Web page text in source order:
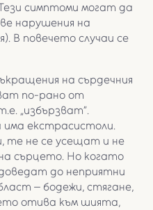
симптоми могат да
нарушения на
В повечето случаи се
на сърдечния
по-рано от
„избързват”.
има екстрасистоли.
те не се усещат и не
сърцето. Но когато
до неприятни
– бодежи, стягане,
отива към шията,